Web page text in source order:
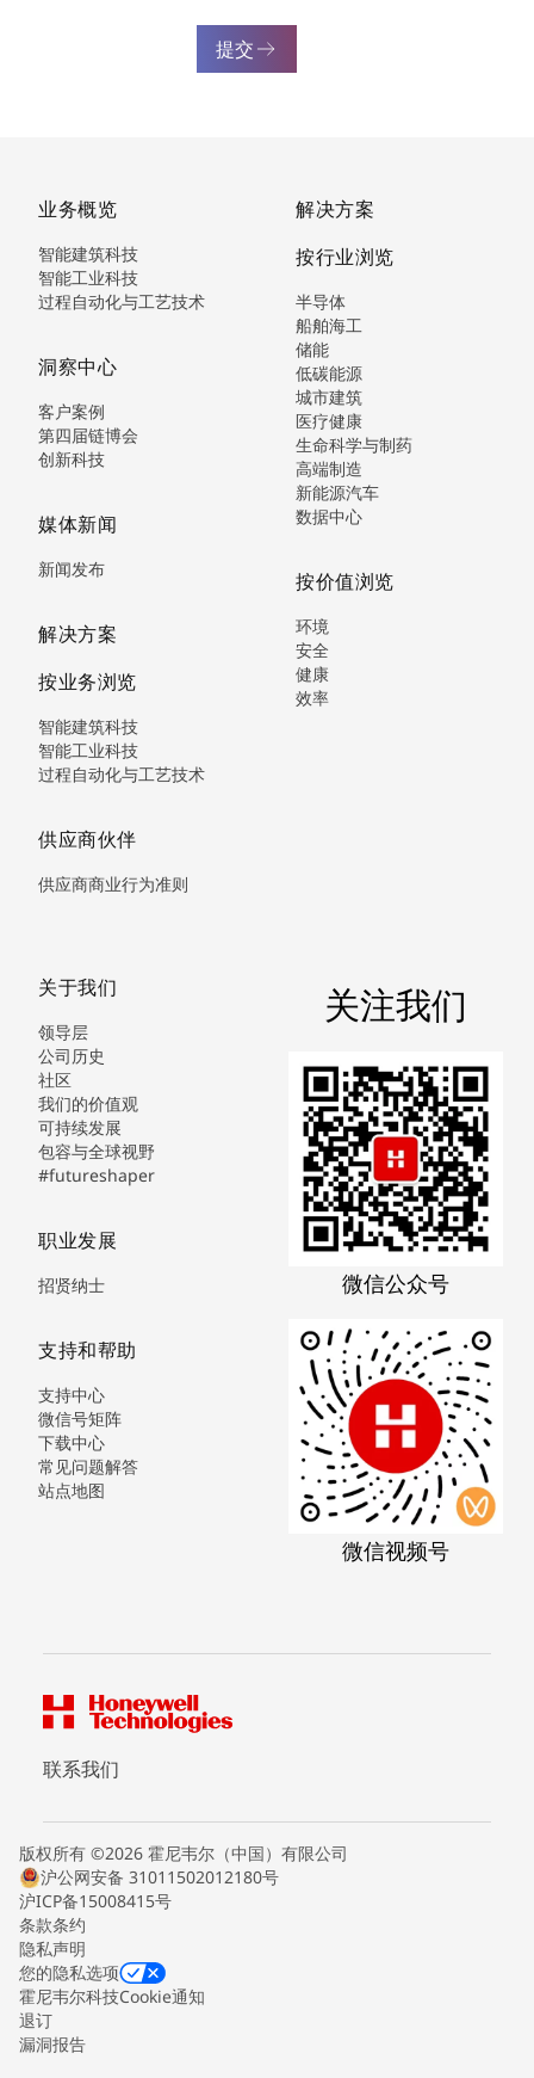
提交
业务概览
智能建筑科技
智能工业科技
过程自动化与工艺技术
洞察中心
客户案例
第四届链博会
创新科技
媒体新闻
新闻发布
解决方案
按业务浏览
智能建筑科技
智能工业科技
过程自动化与工艺技术
供应商伙伴
供应商商业行为准则
解决方案
按行业浏览
半导体
船舶海工
储能
低碳能源
城市建筑
医疗健康
生命科学与制药
高端制造
新能源汽车
数据中心
按价值浏览
环境
安全
健康
效率
关于我们
领导层
公司历史
社区
我们的价值观
可持续发展
包容与全球视野
#futureshaper
职业发展
招贤纳士
支持和帮助
支持中心
微信号矩阵
下载中心
常见问题解答
站点地图
关注我们
微信公众号
微信视频号
联系我们
版权所有 ©2026 霍尼韦尔（中国）有限公司
沪公网安备 31011502012180号
沪ICP备15008415号
条款条约
隐私声明
您的隐私选项
霍尼韦尔科技Cookie通知
退订
漏洞报告